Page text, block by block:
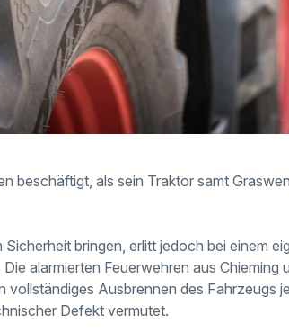
beschäftigt, als sein Traktor samt
bringen, erlitt jedoch bei einem
alarmierten Feuerwehren aus Chieming
vollständiges Ausbrennen des Fahrzeugs
Defekt vermutet.